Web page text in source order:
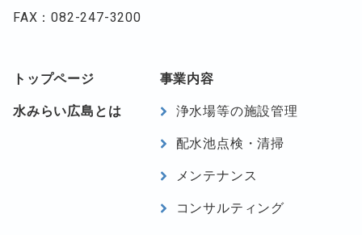
FAX：082-247-3200
footer-navigation
トップページ
水みらい広島とは
事業内容
浄水場等の施設管理
配水池点検・清掃
メンテナンス
コンサルティング